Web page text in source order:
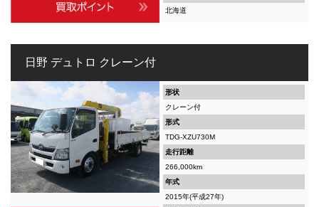
北海道
日野 デュトロ クレーン付
形状
クレーン付
形式
TDG-XZU730M
走行距離
266,000km
年式
2015年(平成27年)